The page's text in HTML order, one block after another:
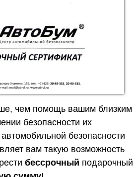
чем помощь вашим близким
безопасности их
безопасности
вам такую возможность
бессрочный подарочный